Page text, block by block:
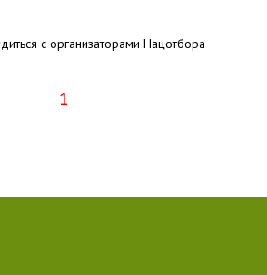
с организаторами Нацотбора
1